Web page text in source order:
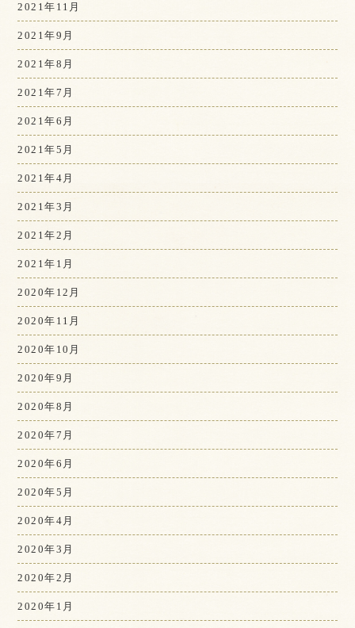
2021年11月
2021年9月
2021年8月
2021年7月
2021年6月
2021年5月
2021年4月
2021年3月
2021年2月
2021年1月
2020年12月
2020年11月
2020年10月
2020年9月
2020年8月
2020年7月
2020年6月
2020年5月
2020年4月
2020年3月
2020年2月
2020年1月